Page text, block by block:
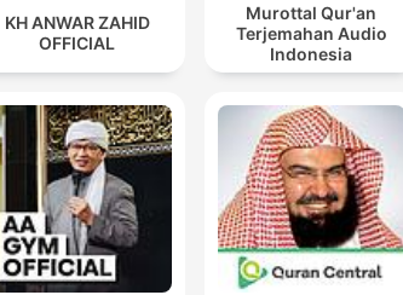
KH ANWAR ZAHID
OFFICIAL
Murottal Qur'an
Terjemahan Audio
Indonesia